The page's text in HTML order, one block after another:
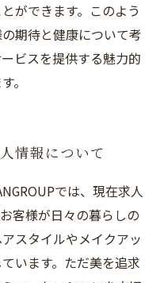
ができます。このよう
期待と健康について考
ビスを提供する魅力的
。
情報について
では、現在求人
客様が日々の暮らしの
スタイルやメイクアッ
います。ただ美を追求